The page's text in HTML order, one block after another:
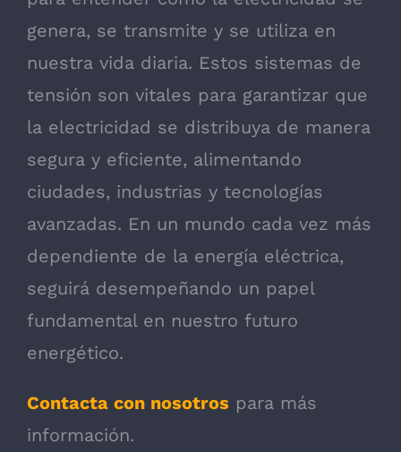
genera, se transmite y se utiliza en
nuestra vida diaria. Estos sistemas de
tensión son vitales para garantizar que
la electricidad se distribuya de manera
segura y eficiente, alimentando
ciudades, industrias y tecnologías
avanzadas. En un mundo cada vez más
dependiente de la energía eléctrica,
seguirá desempeñando un papel
fundamental en nuestro futuro
energético.
Contacta con nosotros para más
información.